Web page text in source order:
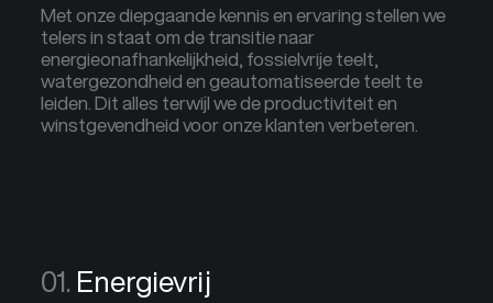
Met onze diepgaande kennis en ervaring stellen we
telers in staat om de transitie naar
energieonafhankelijkheid, fossielvrije teelt,
watergezondheid en geautomatiseerde teelt te
leiden. Dit alles terwijl we de productiviteit en
winstgevendheid voor onze klanten verbeteren.
Energievrij